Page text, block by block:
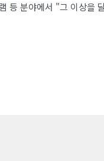
등 분야에서 "그 이상을